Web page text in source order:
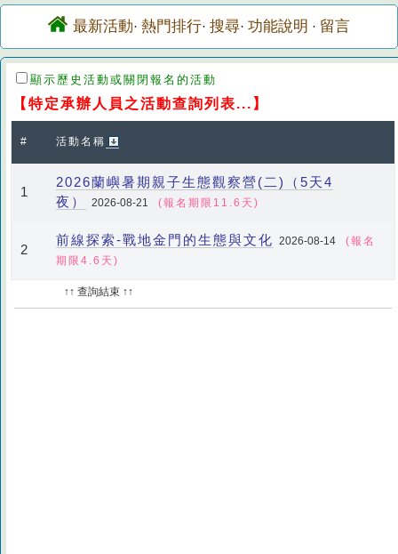
最新活動· 熱門排行· 搜尋· 功能說明 · 留言
顯示歷史活動或關閉報名的活動
【特定承辦人員之活動查詢列表...】
# 活動名稱
1
2026蘭嶼暑期親子生態觀察營(二)（5天4
夜）
2026-08-21 (報名期限11.6天)
2
前線探索-戰地金門的生態與文化 2026-08-14
(報名
期限4.6天)
↑↑ 查詢結束 ↑↑